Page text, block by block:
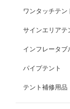
ワンタッチテン
サインエリアテ
インフレータブ
パイプテント
テント補修用品